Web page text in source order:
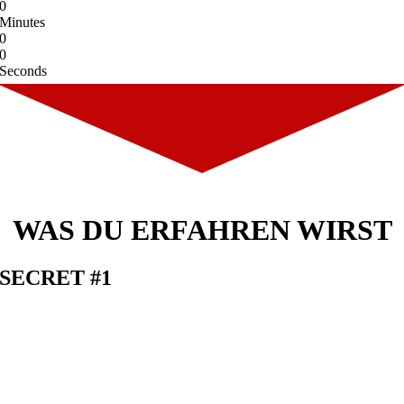
0
Minutes
0
0
Seconds
WAS DU ERFAHREN WIRST
SECRET #1